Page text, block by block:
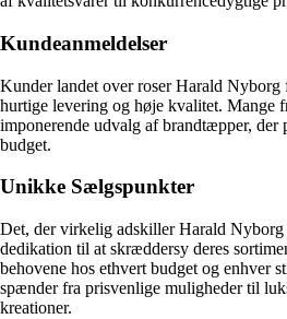
Kundeanmeldelser
Kunder landet over roser Harald Nyborg
hurtige levering og høje kvalitet. Mange
imponerende udvalg af brandtæpper, der
budget.
Unikke Sælgspunkter
Det, der virkelig adskiller Harald Nyborg
dedikation til at skræddersy deres
behovene hos ethvert budget og enhver
spænder fra prisvenlige muligheder til
kreationer.